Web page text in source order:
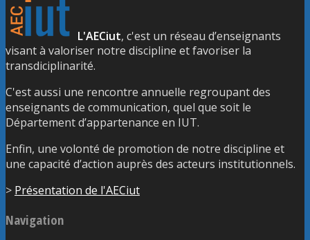
L'AECiut, c'est un réseau d’enseignants
visant à valoriser notre discipline et favoriser la
transdiciplinarité.
C'est aussi une rencontre annuelle regroupant des
enseignants de communication, quel que soit le
Département d’appartenance en IUT.
Enfin, une volonté de promotion de notre discipline et
une capacité d’action auprès des acteurs institutionnels.
> Présentation de l'AECiut
Navigation